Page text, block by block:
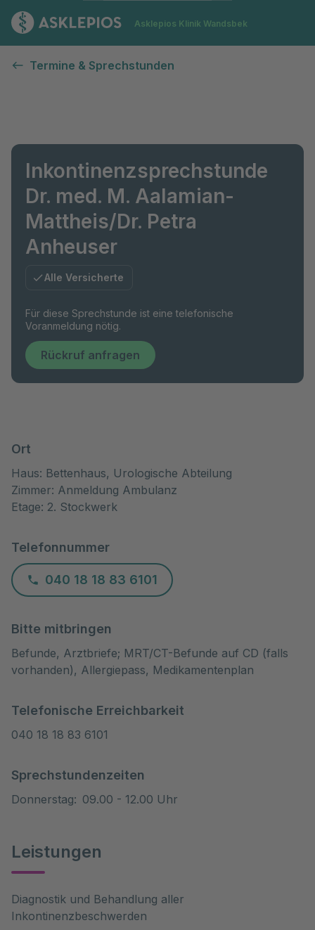
Zur Startseite
Asklepios Klinik Wandsbek
Termine & Sprechstunden
Inkontinenzsprechstunde
Dr. med. M. Aalamian-
Mattheis/Dr. Petra
Anheuser
Alle Versicherte
Für diese Sprechstunde ist eine telefonische
Voranmeldung nötig.
Rückruf anfragen
Ort
Haus: Bettenhaus, Urologische Abteilung
Zimmer: Anmeldung Ambulanz
Etage: 2. Stockwerk
Telefonnummer
040 18 18 83 6101
Bitte mitbringen
Befunde, Arztbriefe; MRT/CT-Befunde auf CD (falls
vorhanden), Allergiepass, Medikamentenplan
Telefonische Erreichbarkeit
040 18 18 83 6101
Sprechstundenzeiten
Donnerstag: 09.00 - 12.00 Uhr
Leistungen
Diagnostik und Behandlung aller
Inkontinenzbeschwerden